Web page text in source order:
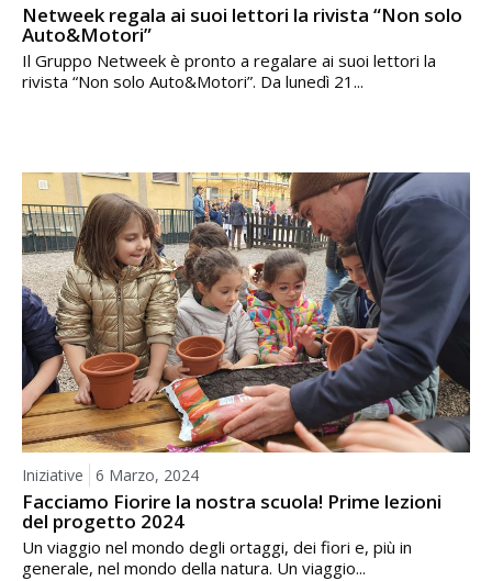
Netweek regala ai suoi lettori la rivista “Non solo
Auto&Motori”
Il Gruppo Netweek è pronto a regalare ai suoi lettori la
rivista “Non solo Auto&Motori”. Da lunedì 21...
Iniziative 6 Marzo, 2024
Facciamo Fiorire la nostra scuola! Prime lezioni
del progetto 2024
Un viaggio nel mondo degli ortaggi, dei fiori e, più in
generale, nel mondo della natura. Un viaggio...